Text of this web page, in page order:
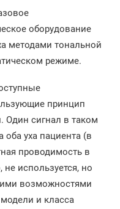
оборудование
методами тональной
режиме.
принцип
Один сигнал в таком
оба уха пациента (в
проводимость в
не используется, но
возможностями
и класса